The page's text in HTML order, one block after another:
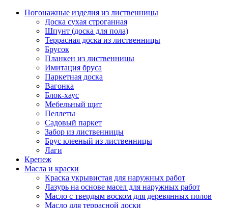
Погонажные изделия из лиственницы
Доска сухая строганная
Шпунт (доска для пола)
Террасная доска из лиственницы
Брусок
Планкен из лиственницы
Имитация бруса
Паркетная доска
Вагонка
Блок-хаус
Мебельный щит
Пеллеты
Садовый паркет
Забор из лиственницы
Брус клееный из лиственницы
Лаги
Крепеж
Масла и краски
Краска укрывистая для наружных работ
Лазурь на основе масел для наружных работ
Масло с твердым воском для деревянных полов
Масло для террасной доски